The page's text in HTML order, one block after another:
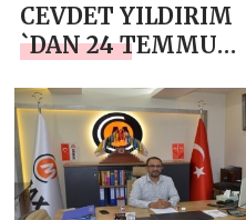
CEVDET YILDIRIM
`DAN 24 TEMMUZ
BASIN BAYRAMI
MESAJI